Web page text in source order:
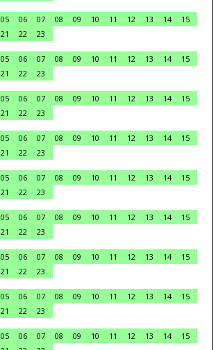
05 06 07 08 09 10 11 12 13 14
15
21 22
23
05 06 07 08 09 10 11 12 13 14
15
21 22
23
05 06 07 08 09 10 11 12 13 14
15
21 22
23
05 06 07 08 09 10 11 12 13 14
15
21 22
23
05 06 07 08 09 10 11 12 13 14
15
21 22
23
05 06 07 08 09 10 11 12 13 14
15
21 22
23
05 06 07 08 09 10 11 12 13 14
15
21 22
23
05 06 07 08 09 10 11 12 13 14
15
21 22
23
05 06 07 08 09 10 11 12 13 14
15